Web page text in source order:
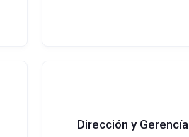
Dirección y Gerencía